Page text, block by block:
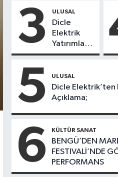
tamamladı
3 ULUSAL
Dicle
Elektrik
Yatırımları
Sonuç
Mardin’de
Kayıp
Kaçak
Büyük
Düşüş
5 ULUSAL
Dicle Elektrik’ten
Açıklama;
6 KÜLTÜR SANAT
BENGÜ’DEN
FESTIVALİ’NDE
PERFORMANS